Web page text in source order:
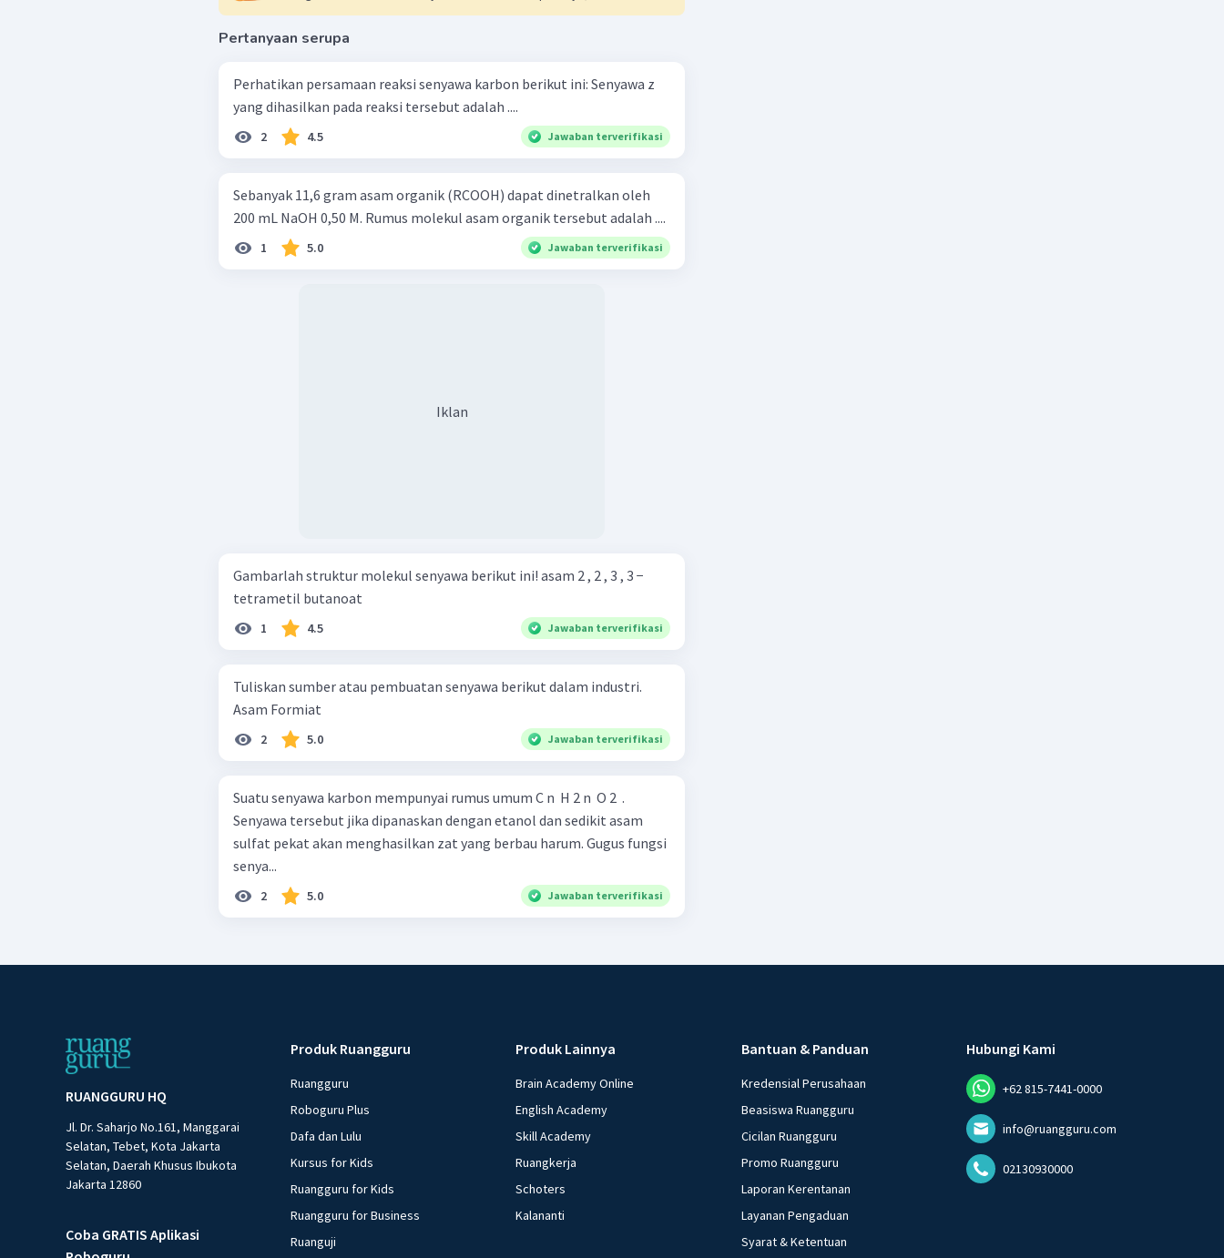
Pertanyaan serupa
Perhatikan persamaan reaksi senyawa karbon berikut ini: Senyawa z
yang dihasilkan pada reaksi tersebut adalah ....
2 4.5 Jawaban terverifikasi
Sebanyak 11,6 gram asam organik (RCOOH) dapat dinetralkan oleh
200 mL NaOH 0,50 M. Rumus molekul asam organik tersebut adalah ....
1 5.0 Jawaban terverifikasi
Iklan
Gambarlah struktur molekul senyawa berikut ini! asam 2 , 2 , 3 , 3 −
tetrametil butanoat
1 4.5 Jawaban terverifikasi
Tuliskan sumber atau pembuatan senyawa berikut dalam industri.
Asam Formiat
2 5.0 Jawaban terverifikasi
Suatu senyawa karbon mempunyai rumus umum C n ​ H 2 n ​ O 2 ​ .
Senyawa tersebut jika dipanaskan dengan etanol dan sedikit asam
sulfat pekat akan menghasilkan zat yang berbau harum. Gugus fungsi
senya...
2 5.0 Jawaban terverifikasi
RUANGGURU HQ
Jl. Dr. Saharjo No.161, Manggarai
Selatan, Tebet, Kota Jakarta
Selatan, Daerah Khusus Ibukota
Jakarta 12860
Coba GRATIS Aplikasi
Produk Ruangguru
Ruangguru
Roboguru Plus
Dafa dan Lulu
Kursus for Kids
Ruangguru for Kids
Ruangguru for Business
Ruanguji
Produk Lainnya
Brain Academy Online
English Academy
Skill Academy
Ruangkerja
Schoters
Kalananti
Bantuan & Panduan
Kredensial Perusahaan
Beasiswa Ruangguru
Cicilan Ruangguru
Promo Ruangguru
Laporan Kerentanan
Layanan Pengaduan
Syarat & Ketentuan
Hubungi Kami
+62 815-7441-0000
info@ruangguru.com
02130930000